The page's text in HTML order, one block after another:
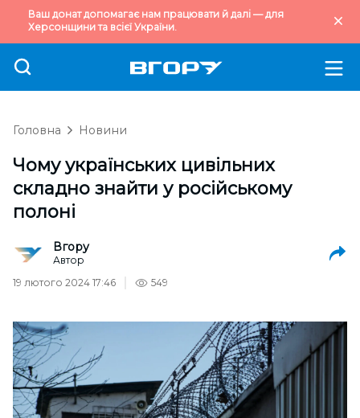
Ваш донат допомагає нам працювати й далі — для
Херсонщини та всієї України.
Головна Новини
Чому українських цивільних
складно знайти у російському
полоні
Вгору
Автор
19 лютого 2024 17:46
549